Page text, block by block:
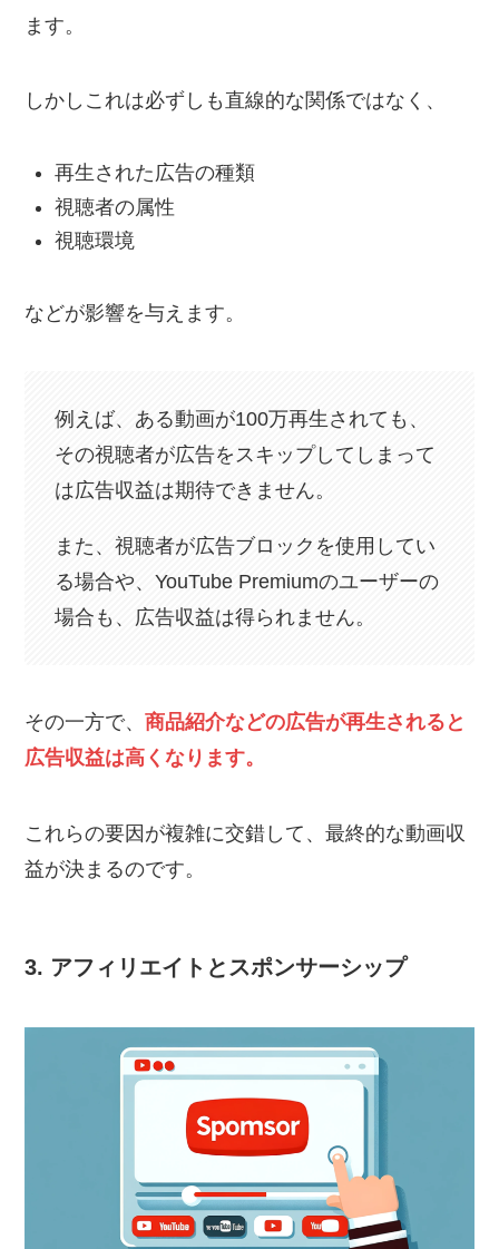
ます。
しかしこれは必ずしも直線的な関係ではなく、
再生された広告の種類
視聴者の属性
視聴環境
などが影響を与えます。
例えば、ある動画が100万再生されても、
その視聴者が広告をスキップしてしまって
は広告収益は期待できません。
また、視聴者が広告ブロックを使用してい
る場合や、YouTube Premiumのユーザーの
場合も、広告収益は得られません。
その一方で、商品紹介などの広告が再生されると
広告収益は高くなります。
これらの要因が複雑に交錯して、最終的な動画収
益が決まるのです。
3. アフィリエイトとスポンサーシップ